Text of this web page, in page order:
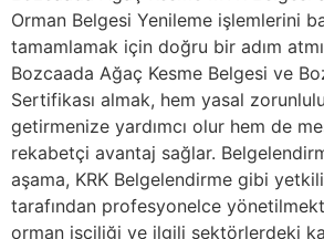
Orman Belgesi Yenileme işlemlerini
tamamlamak için doğru bir adım
Bozcaada Ağaç Kesme Belgesi ve
Sertifikası almak, hem yasal
getirmenize yardımcı olur hem de
rekabetçi avantaj sağlar.
aşama, KRK Belgelendirme gibi
tarafından profesyonelce
orman işçiliği ve ilgili sektörlerdeki